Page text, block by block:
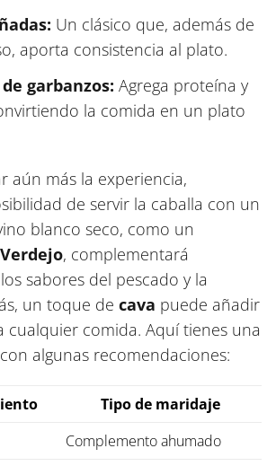
Un clásico que, además de
aporta consistencia al plato.
garbanzos: Agrega proteína y
la comida en un plato
aún más la experiencia,
de servir la caballa con un
blanco seco, como un
Verdejo, complementará
sabores del pescado y la
un toque de cava puede añadir
cualquier comida. Aquí tienes una
algunas recomendaciones:
Tipo de maridaje
Complemento ahumado